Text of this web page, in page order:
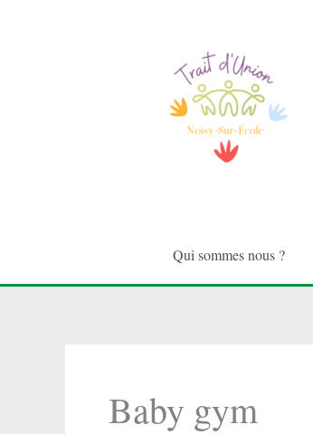
Qui sommes nous ?
Baby gym